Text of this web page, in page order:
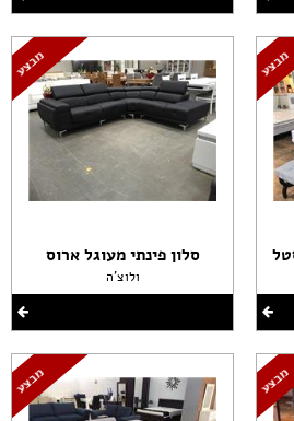
סלון פינתי מעוגל ארוס
ולוצ'ה